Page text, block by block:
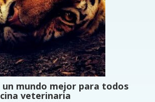
un mundo mejor para todos
veterinaria